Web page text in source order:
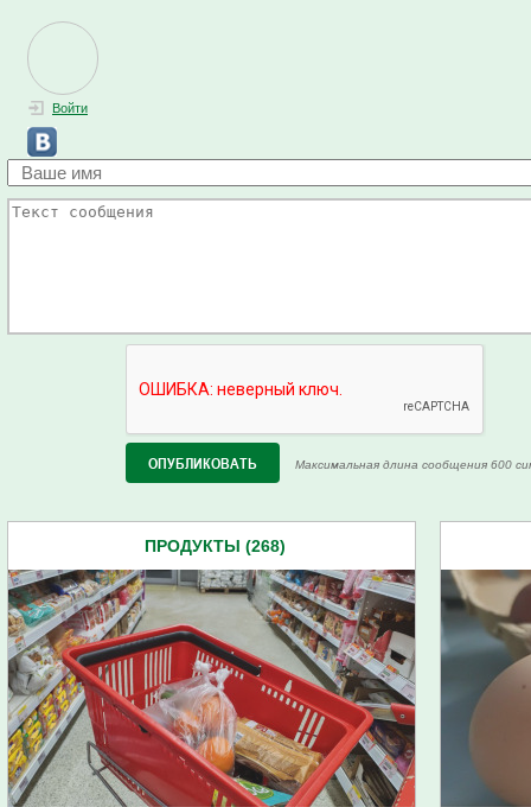
Войти
Максимальная длина сообщения 600
ПРОДУКТЫ (268)